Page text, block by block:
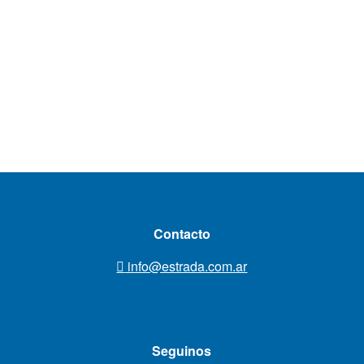
Contacto
info@estrada.com.ar
Seguinos